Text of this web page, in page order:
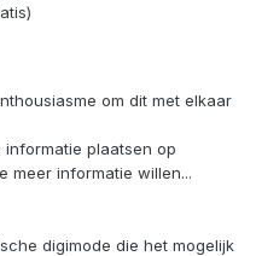
om dit met elkaar
plaatsen op
meer informatie willen...
digimode die het mogelijk